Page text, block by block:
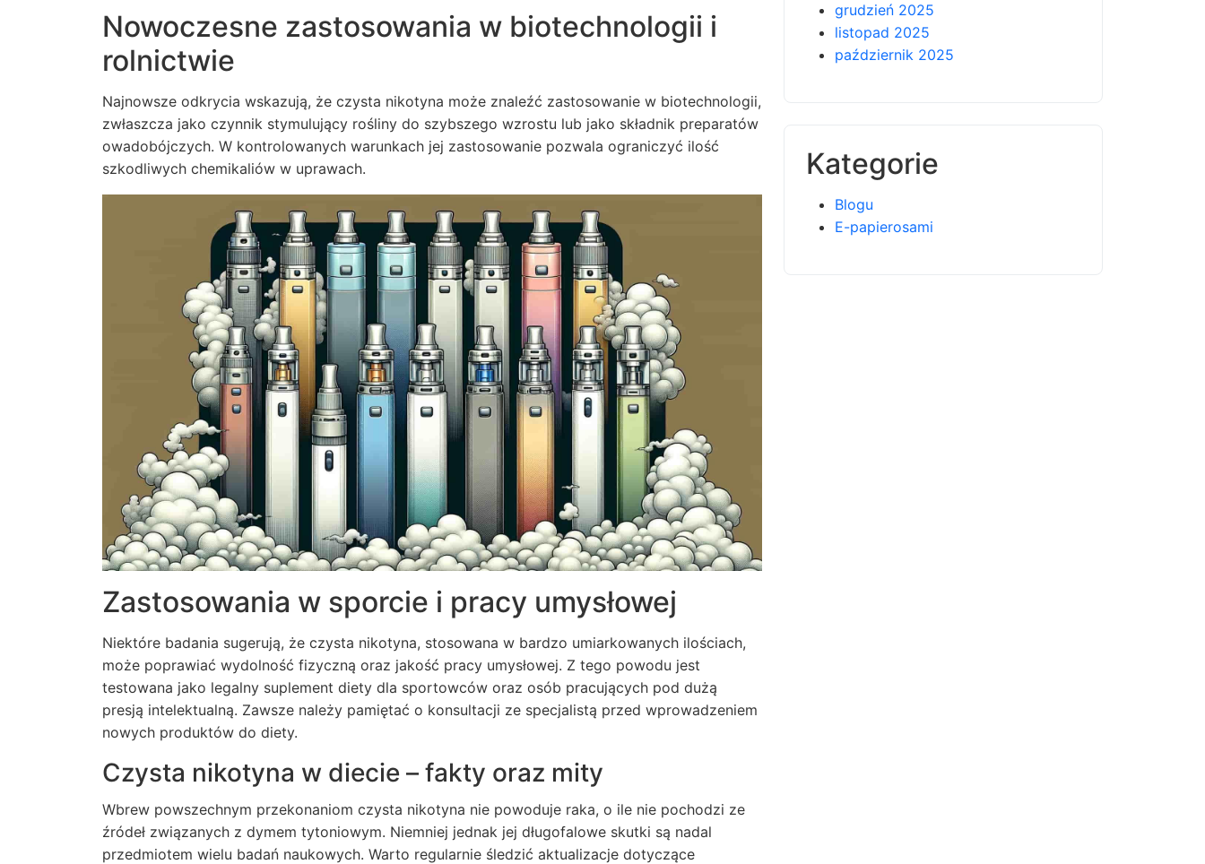
Nowoczesne zastosowania w biotechnologii i
rolnictwie
Najnowsze odkrycia wskazują, że czysta nikotyna może znaleźć zastosowanie w biotechnologii,
zwłaszcza jako czynnik stymulujący rośliny do szybszego wzrostu lub jako składnik preparatów
owadobójczych. W kontrolowanych warunkach jej zastosowanie pozwala ograniczyć ilość
szkodliwych chemikaliów w uprawach.
Zastosowania w sporcie i pracy umysłowej
Niektóre badania sugerują, że czysta nikotyna, stosowana w bardzo umiarkowanych ilościach,
może poprawiać wydolność fizyczną oraz jakość pracy umysłowej. Z tego powodu jest
testowana jako legalny suplement diety dla sportowców oraz osób pracujących pod dużą
presją intelektualną. Zawsze należy pamiętać o konsultacji ze specjalistą przed wprowadzeniem
nowych produktów do diety.
Czysta nikotyna w diecie – fakty oraz mity
Wbrew powszechnym przekonaniom czysta nikotyna nie powoduje raka, o ile nie pochodzi ze
źródeł związanych z dymem tytoniowym. Niemniej jednak jej długofalowe skutki są nadal
przedmiotem wielu badań naukowych. Warto regularnie śledzić aktualizacje dotyczące
grudzień 2025
listopad 2025
październik 2025
Kategorie
Blogu
E-papierosami